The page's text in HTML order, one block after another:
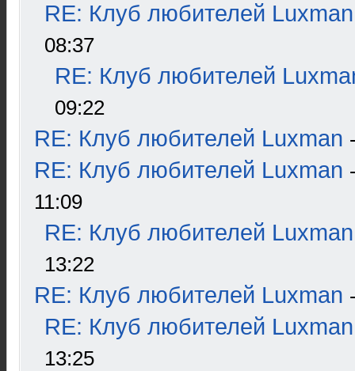
RE: Клуб любителей Luxman
08:37
RE: Клуб любителей
09:22
RE: Клуб любителей Luxman
RE: Клуб любителей Luxman
11:09
RE: Клуб любителей Luxman
13:22
RE: Клуб любителей Luxman
RE: Клуб любителей Luxman
13:25